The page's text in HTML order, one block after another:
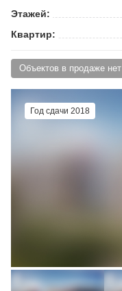
Этажей:
Квартир:
Объектов в продаже нет
Год сдачи 2018